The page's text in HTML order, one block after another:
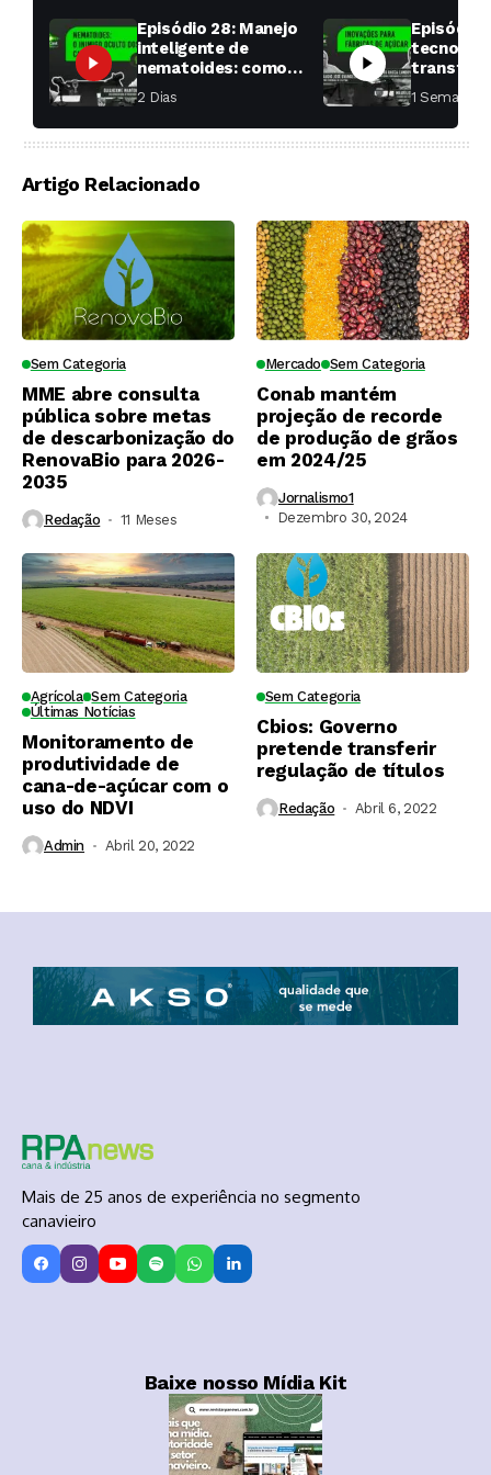
Episódio 28: Manejo
inteligente de
nematoides: como
aumentar a
produtividade das
soqueiras?
2 Dias ⁮
Episódio
fábricas
1 Semana ⁮
Artigo Relacionado
Sem Categoria
MME abre consulta
pública sobre metas
de descarbonização do
RenovaBio para 2026-
2035
Redação 11 Meses ⁮
Mercado Sem Categoria
Conab mantém
projeção de recorde
de produção de grãos
em 2024/25
Jornalismo1
Dezembro 30, 2024
Agrícola Sem Categoria
Últimas Notícias
Monitoramento de
produtividade de
cana-de-açúcar com o
uso do NDVI
Admin Abril 20, 2022
Sem Categoria
Cbios: Governo
pretende transferir
regulação de títulos
Redação Abril 6, 2022
Mais de 25 anos de experiência no segmento
canavieiro
Baixe nosso Mídia Kit